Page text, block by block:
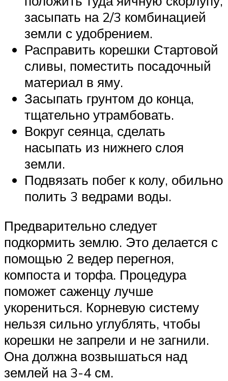
засыпать на 2/3 комбинацией
земли с удобрением.
Расправить корешки Стартовой
сливы, поместить посадочный
материал в яму.
Засыпать грунтом до конца,
тщательно утрамбовать.
Вокруг сеянца, сделать
насыпать из нижнего слоя
земли.
Подвязать побег к колу, обильно
полить 3 ведрами воды.
Предварительно следует
подкормить землю. Это делается с
помощью 2 ведер перегноя,
компоста и торфа. Процедура
поможет саженцу лучше
укорениться. Корневую систему
нельзя сильно углублять, чтобы
корешки не запрели и не загнили.
Она должна возвышаться над
землей на 3-4 см.